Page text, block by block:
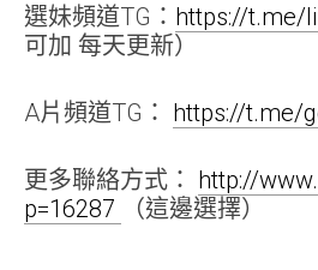
選妹頻道TG： https://t.me/
可加 每天更新）
A片頻道TG： https://t.me/
更多聯絡方式： http://
p=16287
（這邊選擇）